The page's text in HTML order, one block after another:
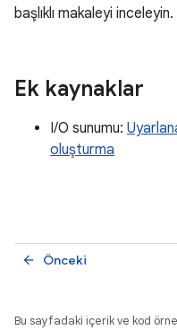
başlıklı makaleyi inceleyin.
Ek kaynaklar
I/O sunumu:
oluşturma
Önceki
arrow_back
Bu sayfadaki içerik ve kod